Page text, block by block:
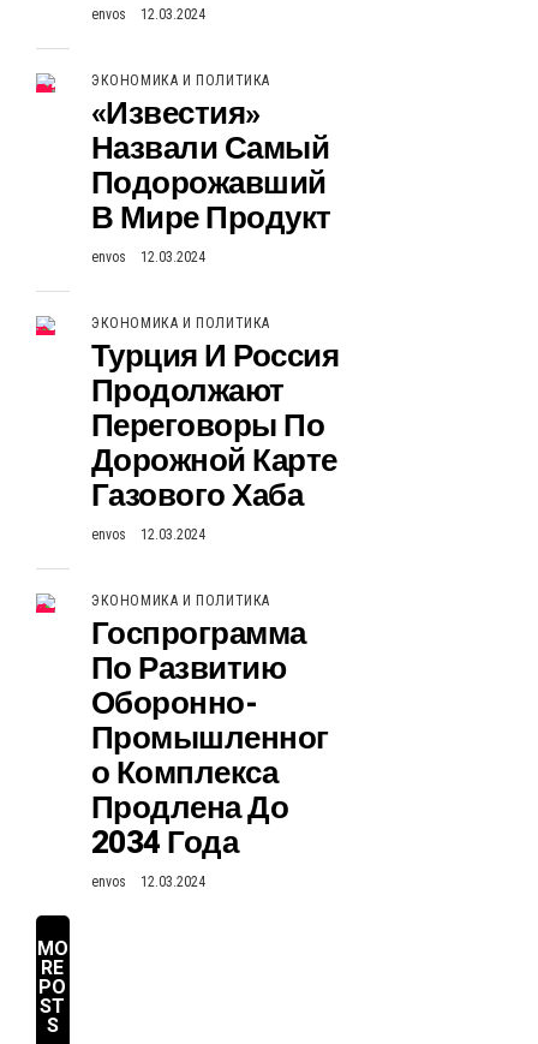
envos 12.03.2024
ЭКОНОМИКА И ПОЛИТИКА
«Известия»
Назвали Самый
Подорожавший
В Мире Продукт
envos 12.03.2024
ЭКОНОМИКА И ПОЛИТИКА
Турция И Россия
Продолжают
Переговоры По
Дорожной Карте
Газового Хаба
envos 12.03.2024
ЭКОНОМИКА И ПОЛИТИКА
Госпрограмма
По Развитию
Оборонно-
Промышленног
О Комплекса
Продлена До
2034 Года
envos 12.03.2024
MO
RE
PO
ST
S